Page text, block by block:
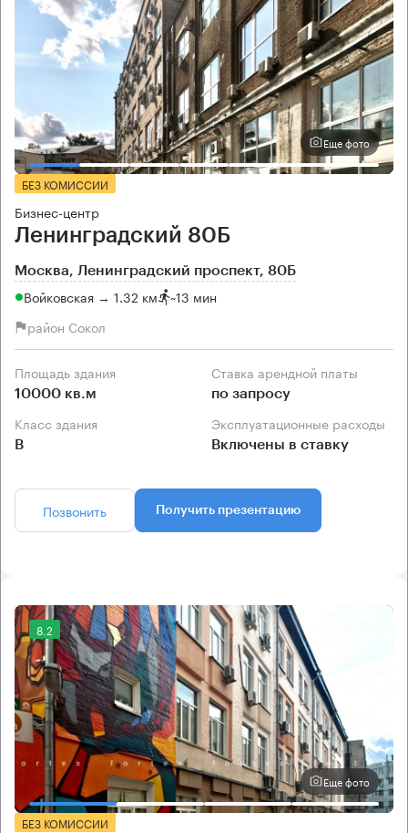
Еще фото
БЕЗ КОМИССИИ
Бизнес-центр
Ленинградский 80Б
Москва, Ленинградский проспект, 80Б
Войковская → 1.32 км ~13 мин
район Сокол
Площадь здания
10000 кв.м
Ставка арендной платы
по запросу
Класс здания
B
Эксплуатационные расходы
Включены в ставку
Позвонить Получить презентацию
8.2
Еще фото
БЕЗ КОМИССИИ